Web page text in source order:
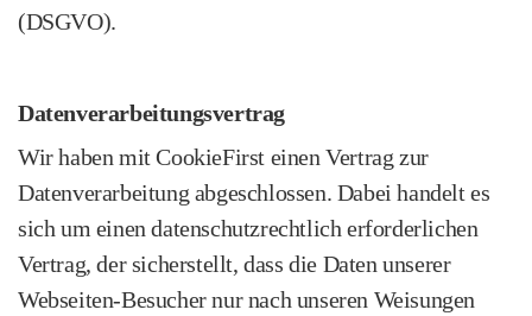
(DSGVO).
Datenverarbeitungsvertrag
Wir haben mit CookieFirst einen Vertrag zur
Datenverarbeitung abgeschlossen. Dabei handelt es
sich um einen datenschutzrechtlich erforderlichen
Vertrag, der sicherstellt, dass die Daten unserer
Webseiten‑Besucher nur nach unseren Weisungen